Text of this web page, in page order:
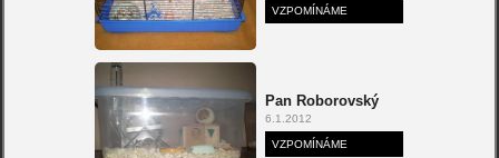
VZPOMÍNÁME
Pan Roborovský
6.1.2012
VZPOMÍNÁME